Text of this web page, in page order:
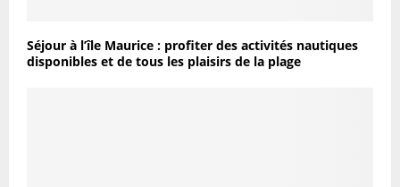
Séjour à l’île Maurice : profiter des activités nautiques
disponibles et de tous les plaisirs de la plage